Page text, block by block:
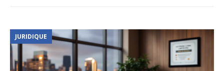
JURIDIQUE